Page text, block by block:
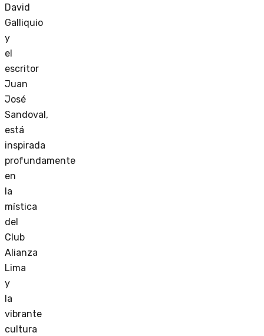
David
Galliquio
y
el
escritor
Juan
José
Sandoval,
está
inspirada
profundamente
en
la
mística
del
Club
Alianza
Lima
y
la
vibrante
cultura